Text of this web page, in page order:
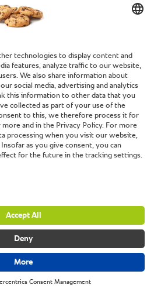
Uzun lafın kısası yatırım
eder ve aynı zamanda bu
büyük keyif verir.
için buraya tıklayın
tamamını indir